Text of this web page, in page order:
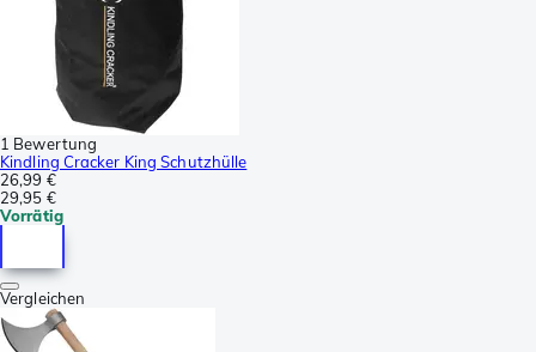
1 Bewertung
Kindling Cracker King Schutzhülle
26,99 €
29,95 €
Vorrätig
Vergleichen